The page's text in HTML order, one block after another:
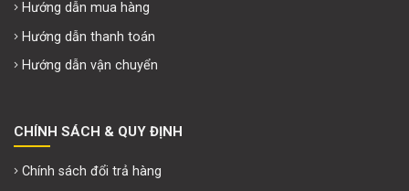
Hướng dẫn mua hàng
Hướng dẫn thanh toán
Hướng dẫn vận chuyển
CHÍNH SÁCH & QUY ĐỊNH
Chính sách đổi trả hàng